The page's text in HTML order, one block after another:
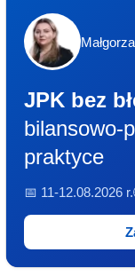
JPK bez
bilansowo-
praktyce
📅 11-12.08.2026 r.